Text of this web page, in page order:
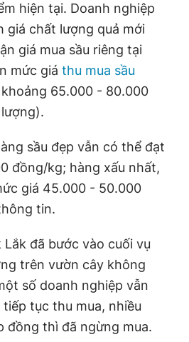
hiện tại. Doanh nghiệp
giá chất lượng quả mới
giá mua sầu riêng tại
mức giá thu mua sầu
65.000 - 80.000
sầu đẹp vẫn có thể đạt
đồng/kg; hàng xấu nhất,
giá 45.000 - 50.000
tin.
Lắk đã bước vào cuối vụ
trên vườn cây không
số doanh nghiệp vẫn
tục thu mua, nhiều
đồng thì đã ngừng mua.